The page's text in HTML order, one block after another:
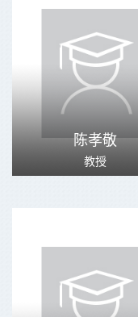
陈孝敬
教授